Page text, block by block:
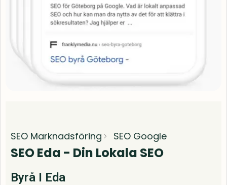
SEO Marknadsföring SEO Google
SEO Eda - Din Lokala SEO
Byrå I Eda